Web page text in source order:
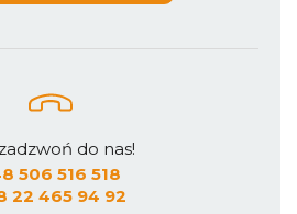
do nas!
506 516 518
22 465 94 92